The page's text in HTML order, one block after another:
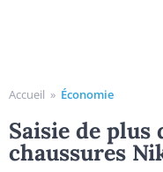
Accueil » Économie
Saisie de plus
chaussures